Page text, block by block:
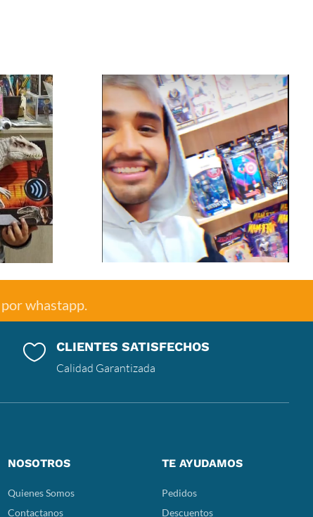
whastapp.
 CLIENTES SATISFECHOS
Calidad Garantizada
NOSOTROS
Quienes Somos
Contactanos
TE AYUDAMOS
Pedidos
Descuentos